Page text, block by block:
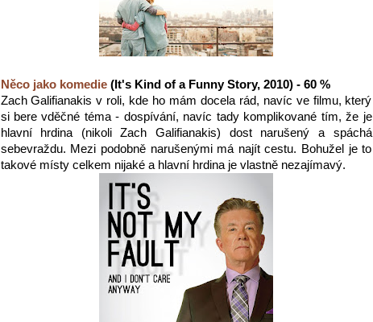
Něco jako komedie(It's Kind of a Funny Story, 2010) - 60 %
Zach Galifianakis v roli, kde ho mám docela rád, navíc ve filmu, který
si bere vděčné téma - dospívání, navíc tady komplikované tím, že je
hlavní hrdina (nikoli Zach Galifianakis) dost narušený a spáchá
sebevraždu. Mezi podobně narušenými má najít cestu. Bohužel je to
takové místy celkem nijaké a hlavní hrdina je vlastně nezajímavý.